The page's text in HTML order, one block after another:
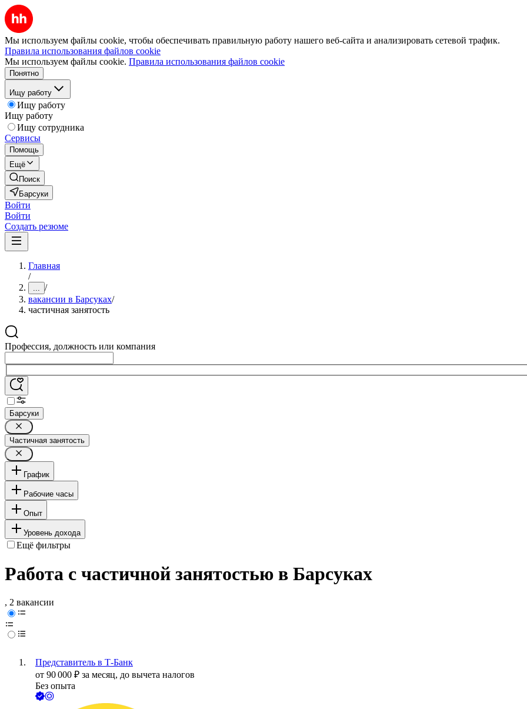
Мы используем файлы cookie, чтобы обеспечивать правильную работу нашего веб-сайта и анализировать сетевой трафик.
Правила использования файлов cookie
Мы используем файлы cookie. Правила использования файлов cookie
Понятно
Ищу работу
Ищу работу
Ищу работу
Ищу сотрудника
Сервисы
Помощь
Ещё
Поиск
Барсуки
Войти
Войти
Создать резюме
Главная
/
... /
вакансии в Барсуках/
частичная занятость
Профессия, должность или компания
Барсуки
Частичная занятость
График
Рабочие часы
Опыт
Уровень дохода
Ещё фильтры
Работа с частичной занятостью в Барсуках
, 2 вакансии
Представитель в Т-Банк
от 90 000 ₽ за месяц, до вычета налогов
Без опыта